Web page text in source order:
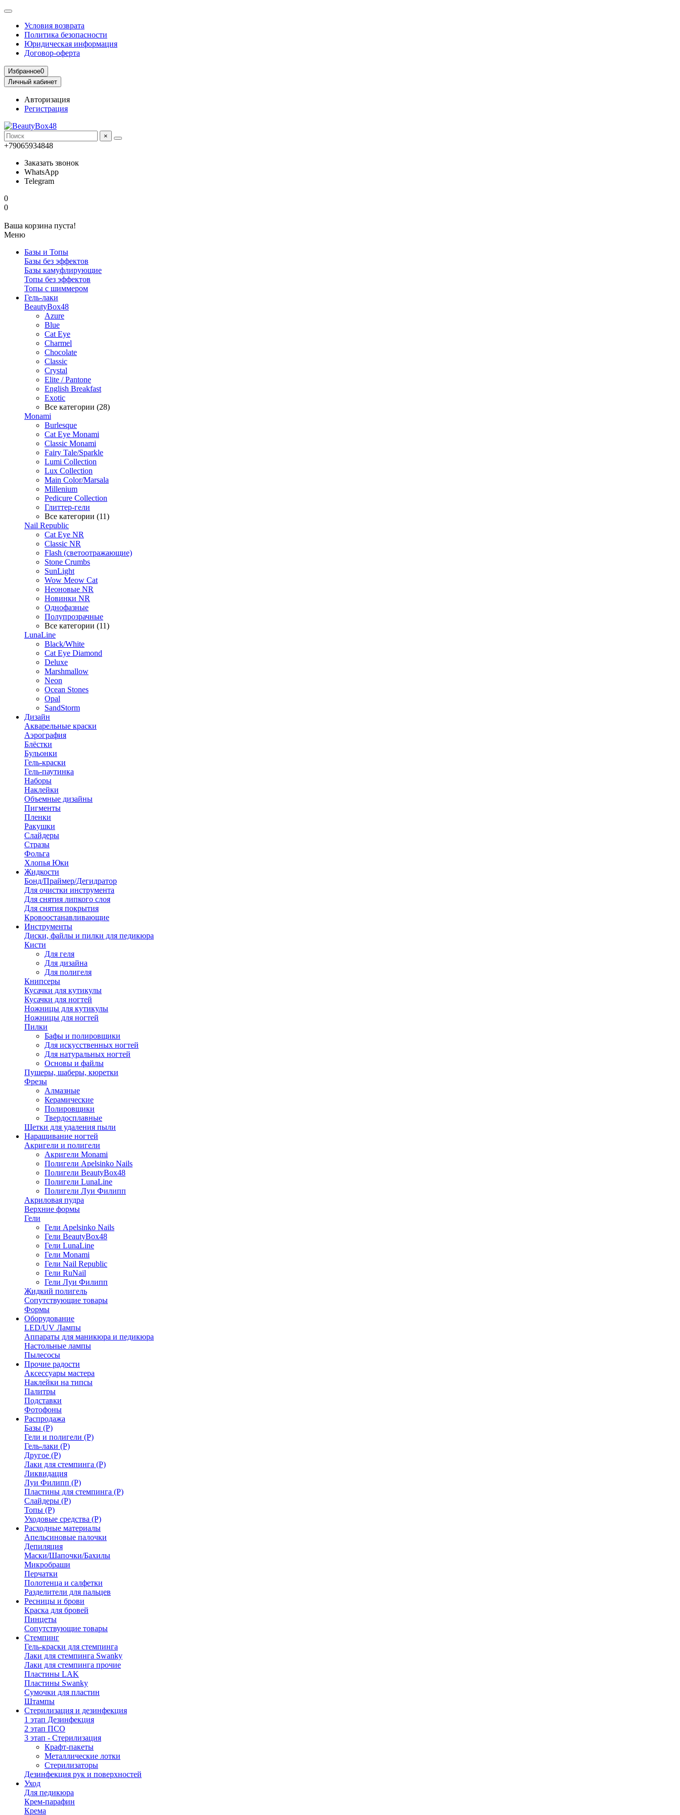
Условия возврата
Политика безопасности
Юридическая информация
Договор-оферта
Избранное0
Личный кабинет
Авторизация
Регистрация
×
+79065934848
Заказать звонок
WhatsApp
Telegram
0
0
Ваша корзина пуста!
Меню
Базы и Топы
Базы без эффектов
Базы камуфлирующие
Топы без эффектов
Топы с шиммером
Гель-лаки
BeautyBox48
Azure
Blue
Cat Eye
Charmel
Chocolate
Classic
Crystal
Elite / Pantone
English Breakfast
Exotic
Все категории (28)
Monami
Burlesque
Cat Eye Monami
Classic Monami
Fairy Tale/Sparkle
Lumi Collection
Lux Collection
Main Color/Marsala
Millenium
Pedicure Collection
Глиттер-гели
Все категории (11)
Nail Republic
Cat Eye NR
Classic NR
Flash (светоотражающие)
Stone Crumbs
SunLight
Wow Meow Cat
Неоновые NR
Новинки NR
Однофазные
Полупрозрачные
Все категории (11)
LunaLine
Black/White
Cat Eye Diamond
Deluxe
Marshmallow
Neon
Ocean Stones
Opal
SandStorm
Дизайн
Акварельные краски
Аэрография
Блёстки
Бульонки
Гель-краски
Гель-паутинка
Наборы
Наклейки
Объемные дизайны
Пигменты
Пленки
Ракушки
Слайдеры
Стразы
Фольга
Хлопья Юки
Жидкости
Бонд/Праймер/Дегидратор
Для очистки инструмента
Для снятия липкого слоя
Для снятия покрытия
Кровоостанавливающие
Инструменты
Диски, файлы и пилки для педикюра
Кисти
Для геля
Для дизайна
Для полигеля
Книпсеры
Кусачки для кутикулы
Кусачки для ногтей
Ножницы для кутикулы
Ножницы для ногтей
Пилки
Бафы и полировщики
Для искусственных ногтей
Для натуральных ногтей
Основы и файлы
Пушеры, шаберы, кюретки
Фрезы
Алмазные
Керамические
Полировщики
Твердосплавные
Щетки для удаления пыли
Наращивание ногтей
Акригели и полигели
Акригели Monami
Полигели Apelsinko Nails
Полигели BeautyBox48
Полигели LunaLine
Полигели Луи Филипп
Акриловая пудра
Верхние формы
Гели
Гели Apelsinko Nails
Гели BeautyBox48
Гели LunaLine
Гели Monami
Гели Nail Republic
Гели RuNail
Гели Луи Филипп
Жидкий полигель
Сопутствующие товары
Формы
Оборудование
LED/UV Лампы
Аппараты для маникюра и педикюра
Настольные лампы
Пылесосы
Прочие радости
Аксессуары мастера
Наклейки на типсы
Палитры
Подставки
Фотофоны
Распродажа
Базы (Р)
Гели и полигели (Р)
Гель-лаки (Р)
Другое (Р)
Лаки для стемпинга (Р)
Ликвидация
Луи Филипп (Р)
Пластины для стемпинга (Р)
Слайдеры (Р)
Топы (Р)
Уходовые средства (Р)
Расходные материалы
Апельсиновые палочки
Депиляция
Маски/Шапочки/Бахилы
Микробраши
Перчатки
Полотенца и салфетки
Разделители для пальцев
Ресницы и брови
Краска для бровей
Пинцеты
Сопутствующие товары
Стемпинг
Гель-краски для стемпинга
Лаки для стемпинга Swanky
Лаки для стемпинга прочие
Пластины LAK
Пластины Swanky
Сумочки для пластин
Штампы
Стерилизация и дезинфекция
1 этап Дезинфекция
2 этап ПСО
3 этап - Стерилизация
Крафт-пакеты
Металлические лотки
Стерилизаторы
Дезинфекция рук и поверхностей
Уход
Для педикюра
Крем-парафин
Крема